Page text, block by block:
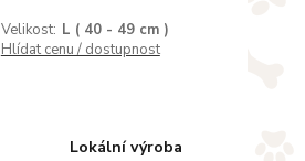
Velikost: L ( 40 - 49 cm )
Hlídat cenu / dostupnost
Lokální výroba